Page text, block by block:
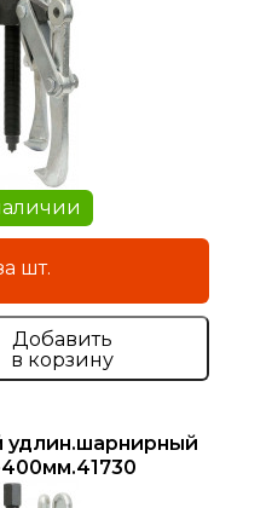
2 560 ₽ / за шт.
Добавить
в корзину
удлин.шарнирный